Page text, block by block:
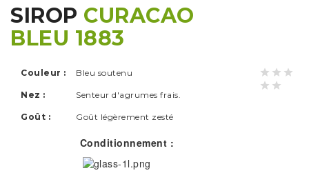
SIROP CURACAO
BLEU 1883
Couleur : Bleu soutenu
Nez : Senteur d'agrumes frais.
Goût : Goût légèrement zesté
Conditionnement :